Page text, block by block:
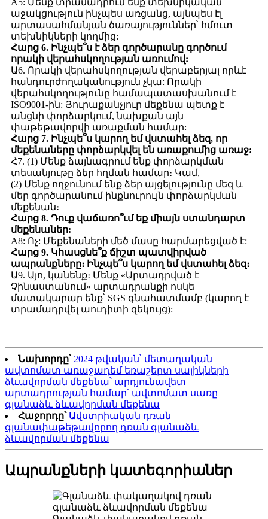
աջակցություն ինչպես առցանց, այնպես էլ
արտասահմանյան ծառայություններ՝ հմուտ
տեխնիկների կողմից:
Հարց 6. Ինչպե՞ս է ձեր գործարանը գործում
որակի վերահսկողության առումով:
Ա6. Որակի վերահսկողության վերաբերյալ որևէ
հանդուրժողականություն չկա: Որակի
վերահսկողությունը համապատասխանում է
ISO9001-ին: Յուրաքանչյուր մեքենա պետք է
անցնի փորձարկում, նախքան այն
փաթեթավորվի առաքման համար:
Հարց 7. Ինչպե՞ս կարող եմ վստահել ձեզ, որ
մեքենաները փորձարկվել են առաքումից առաջ:
Հ7. (1) Մենք ձայնագրում ենք փորձարկման
տեսանյութը ձեր հղման համար։ Կամ,
(2) Մենք ողջունում ենք ձեր այցելությունը մեզ և
մեր գործարանում ինքնուրույն փորձարկման
մեքենան։
Հարց 8. Դուք վաճառո՞ւմ եք միայն ստանդարտ
մեքենաներ:
A8: Ոչ: Մեքենաների մեծ մասը հարմարեցված է:
Հարց 9. Կհասցնե՞ք ճիշտ պատվիրված
ապրանքները։ Ինչպե՞ս կարող եմ վստահել ձեզ։
Ա9. Այո, կանենք։ Մենք «Արտադրված է
Չինաստանում» արտադրանքի ոսկե
մատակարար ենք՝ SGS գնահատմամբ (կարող է
տրամադրվել աուդիտի զեկույց):
Նախորդը՝ 2024 թվական՝ մետաղական
ավտոմատ առաջադեմ եռաշերտ սալիկների
ձևավորման մեքենա՝ արդյունավետ
արտադրության համար՝ ավտոմատ սառը
գլանաձև ձևավորման մեքենա
Հաջորդը՝ Ավստրիական դռան
գլանափաթեթավորող դռան գլանաձև
ձևավորման մեքենա
Ապրանքների կատեգորիաներ